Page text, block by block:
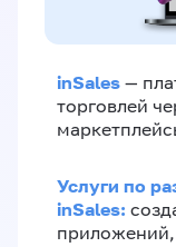
inSales —
торговлей
Услуги по
inSales:
приложений,